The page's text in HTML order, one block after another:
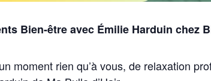
Bien-être avec Émilie Harduin chez
moment rien qu’à vous, de relaxation